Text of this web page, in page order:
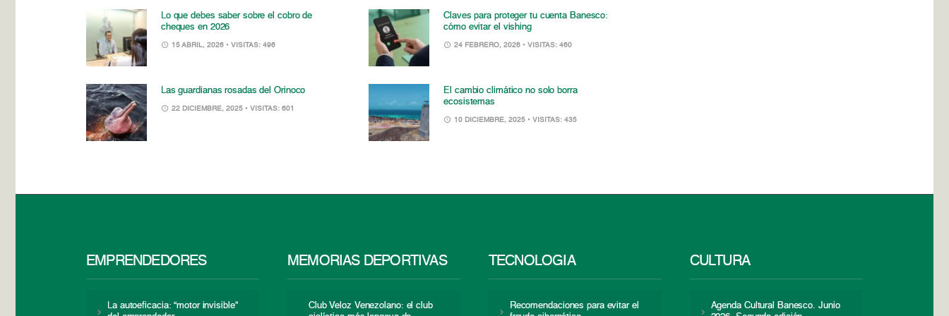
Lo que debes saber sobre el cobro de
cheques en 2026
15 ABRIL, 2026 • VISITAS: 496
Claves para proteger tu cuenta Banesco:
cómo evitar el vishing
24 FEBRERO, 2026 • VISITAS: 460
Las guardianas rosadas del Orinoco
22 DICIEMBRE, 2025 • VISITAS: 601
El cambio climático no solo borra
ecosistemas
10 DICIEMBRE, 2025 • VISITAS: 435
EMPRENDEDORES
La autoeficacia: “motor invisible”
MEMORIAS DEPORTIVAS
Club Veloz Venezolano: el club
TECNOLOGÍA
Recomendaciones para evitar el
CULTURA
Agenda Cultural Banesco. Junio